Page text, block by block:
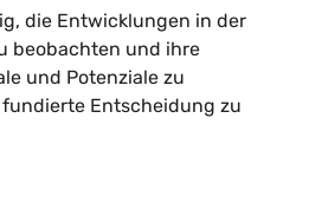
die Entwicklungen in der
beobachten und ihre
und Potenziale zu
Entscheidung zu